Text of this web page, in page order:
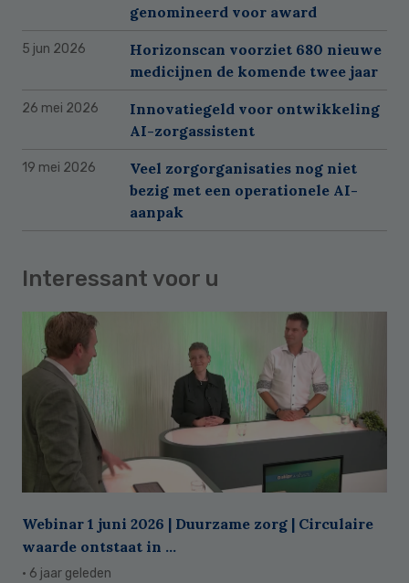
genomineerd voor award
5 jun 2026
Horizonscan voorziet 680 nieuwe
medicijnen de komende twee jaar
26 mei 2026
Innovatiegeld voor ontwikkeling
AI-zorgassistent
19 mei 2026
Veel zorgorganisaties nog niet
bezig met een operationele AI-
aanpak
Interessant voor u
Webinar 1 juni 2026 | Duurzame zorg | Circulaire
waarde ontstaat in ...
· 6 jaar geleden